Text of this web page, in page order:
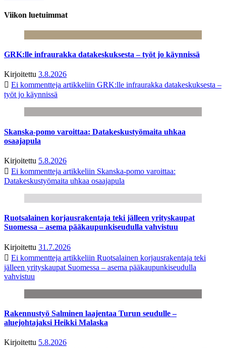
Viikon luetuimmat
GRK:lle infraurakka datakeskuksesta – työt jo käynnissä
Kirjoitettu 3.8.2026
Ei kommentteja artikkeliin GRK:lle infraurakka datakeskuksesta –
työt jo käynnissä
Skanska-pomo varoittaa: Datakeskustyömaita uhkaa
osaajapula
Kirjoitettu 5.8.2026
Ei kommentteja artikkeliin Skanska-pomo varoittaa:
Datakeskustyömaita uhkaa osaajapula
Ruotsalainen korjausrakentaja teki jälleen yrityskaupat
Suomessa – asema pääkaupunkiseudulla vahvistuu
Kirjoitettu 31.7.2026
Ei kommentteja artikkeliin Ruotsalainen korjausrakentaja teki
jälleen yrityskaupat Suomessa – asema pääkaupunkiseudulla
vahvistuu
Rakennustyö Salminen laajentaa Turun seudulle –
aluejohtajaksi Heikki Malaska
Kirjoitettu 5.8.2026